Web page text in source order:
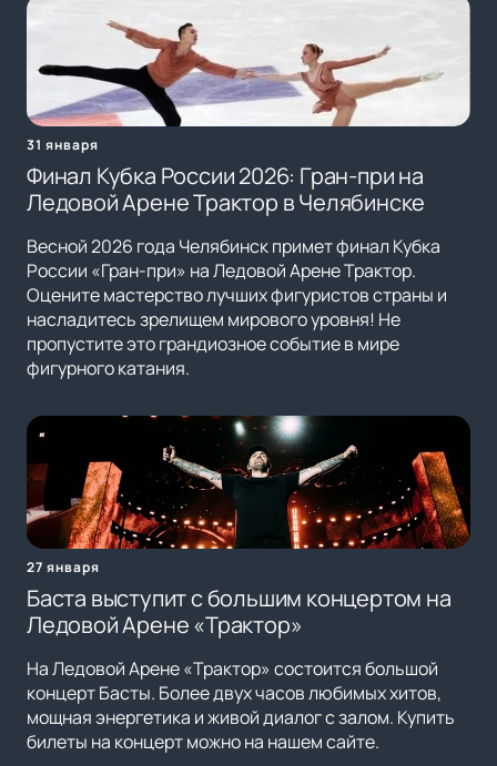
31 января
Финал Кубка России 2026: Гран-при на
Ледовой Арене Трактор в Челябинске
Весной 2026 года Челябинск примет финал Кубка
России «Гран-при» на Ледовой Арене Трактор.
Оцените мастерство лучших фигуристов страны и
насладитесь зрелищем мирового уровня! Не
пропустите это грандиозное событие в мире
фигурного катания.
27 января
Баста выступит с большим концертом на
Ледовой Арене «Трактор»
На Ледовой Арене «Трактор» состоится большой
концерт Басты. Более двух часов любимых хитов,
мощная энергетика и живой диалог с залом. Купить
билеты на концерт можно на нашем сайте.